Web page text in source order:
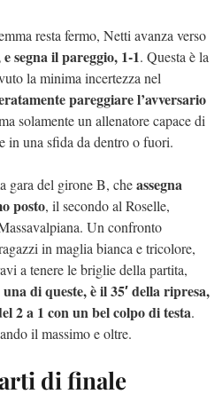
resta fermo, Netti avanza verso
segna il pareggio, 1-1. Questa è la
la minima incertezza nel
pareggiare l’avversario
solamente un allenatore capace di
in una sfida da dentro o fuori.
gara del girone B, cheassegna
posto, il secondo al Roselle,
Un confronto
in maglia bianca e tricolore,
a tenere le briglie della partita,
di queste, è il 35′ della ripresa,
2 a 1 con un bel colpo di testa.
il massimo e oltre.
di finale